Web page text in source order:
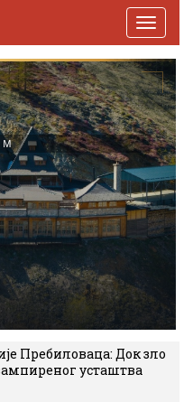
Пребиловаца: Док зло
усташтва